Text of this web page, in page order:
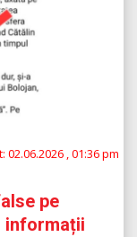
02.06.2026 , 01:36 pm
pe
informații